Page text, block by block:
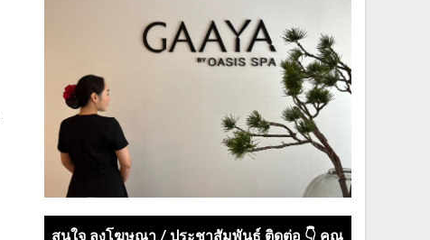
สนใจ ลงโฆษณา / ประชาสัมพันธ์ ติดต่อ 👇 คุณ